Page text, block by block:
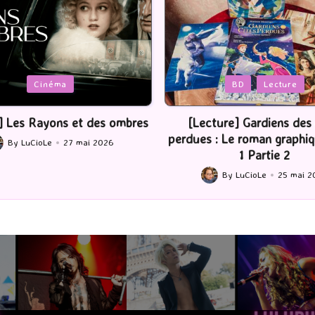
BD Lecture
Gardiens des cités
: Le roman graphique Tome
Posted
in
Serie Tv USA
[Série TV] The Madison :
by
By LuCioLe 22 mai